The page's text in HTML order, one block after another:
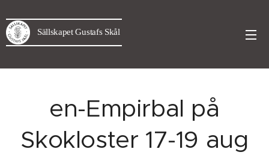
Sällskapet Gustafs Skål
en-Empirbal på
Skokloster 17-19 aug